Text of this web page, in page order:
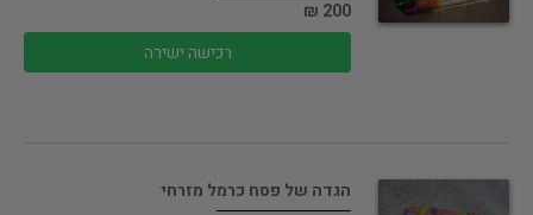
200 ₪
רכישה ישירה
הגדה של פסח כרמל מזרחי